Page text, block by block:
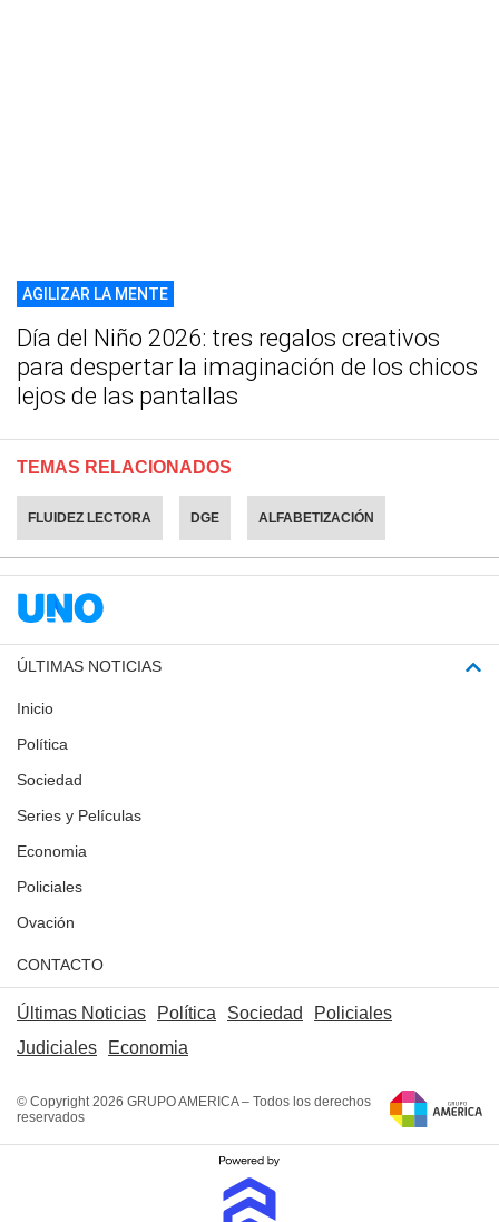
AGILIZAR LA MENTE
Día del Niño 2026: tres regalos creativos
para despertar la imaginación de los chicos
lejos de las pantallas
TEMAS RELACIONADOS
FLUIDEZ LECTORA DGE ALFABETIZACIÓN
ÚLTIMAS NOTICIAS
Inicio
Política
Sociedad
Series y Películas
Economia
Policiales
Ovación
CONTACTO
Últimas Noticias Política Sociedad
Policiales
Judiciales
Economia
© Copyright 2026 GRUPO AMERICA – Todos los derechos
reservados